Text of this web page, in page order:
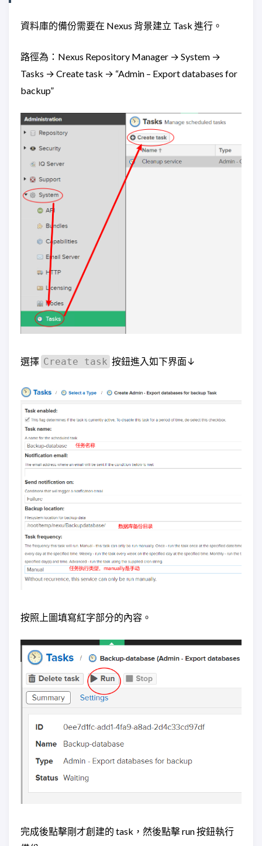
資料庫的備份需要在 Nexus 背景建立 Task 進行。
路徑為：Nexus Repository Manager → System →
Tasks → Create task → “Admin – Export databases for
backup”
選擇 Create task 按鈕進入如下界面↓
按照上圖填寫紅字部分的內容。
完成後點擊剛才創建的 task，然後點擊 run 按鈕執行